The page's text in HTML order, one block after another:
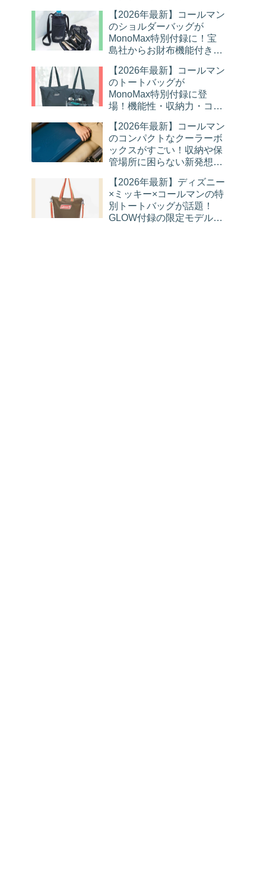
でも広々快適
【2026年最新】コールマン
のショルダーバッグが
MonoMax特別付録に！宝
島社からお財布機能付きボ
場
【2026年最新】コールマン
のトートバッグが
MonoMax特別付録に登
場！機能性・収納力・コス
【2026年最新】コールマン
のコンパクトなクーラーボ
ックスがすごい！収納や保
管場所に困らない新発想モ
【2026年最新】ディズニー
×ミッキー×コールマンの特
別トートバッグが話題！
GLOW付録の限定モデルを